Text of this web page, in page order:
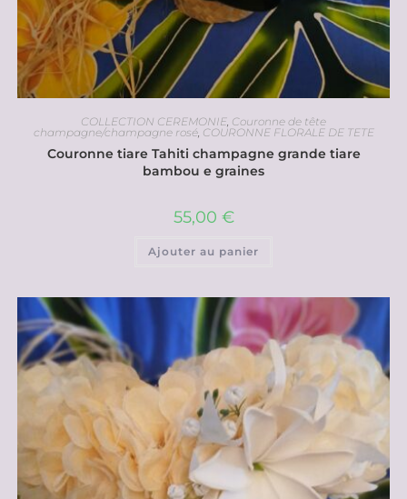
COLLECTION CEREMONIE, Couronne de tête
champagne/champagne rosé, COURONNE FLORALE DE TETE
Couronne tiare Tahiti champagne grande tiare
bambou e graines
55,00 €
Ajouter au panier